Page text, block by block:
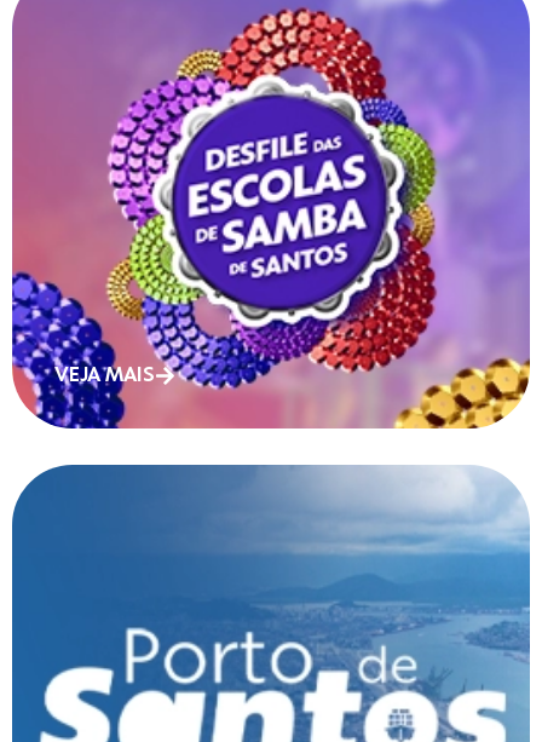
VEJA MAIS